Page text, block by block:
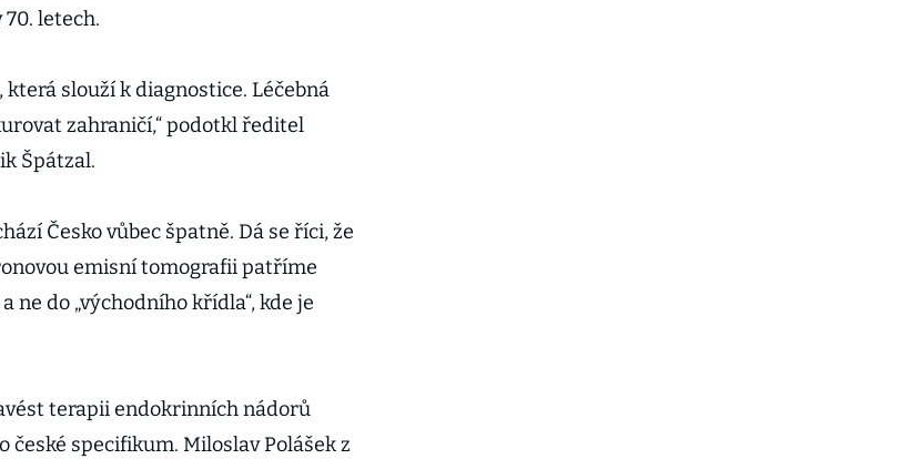
letech.
která slouží k diagnostice. Léčebná
zahraničí,“ podotkl ředitel
Špátzal.
Česko vůbec špatně. Dá se říci, že
emisní tomografii patříme
ne do „východního křídla“, kde je
terapii endokrinních nádorů
české specifikum. Miloslav Polášek z